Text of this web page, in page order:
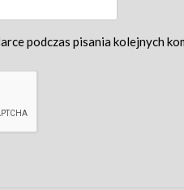
podczas pisania kolejnych